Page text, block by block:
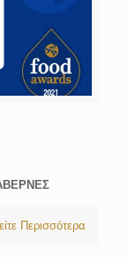
Περισσότερα